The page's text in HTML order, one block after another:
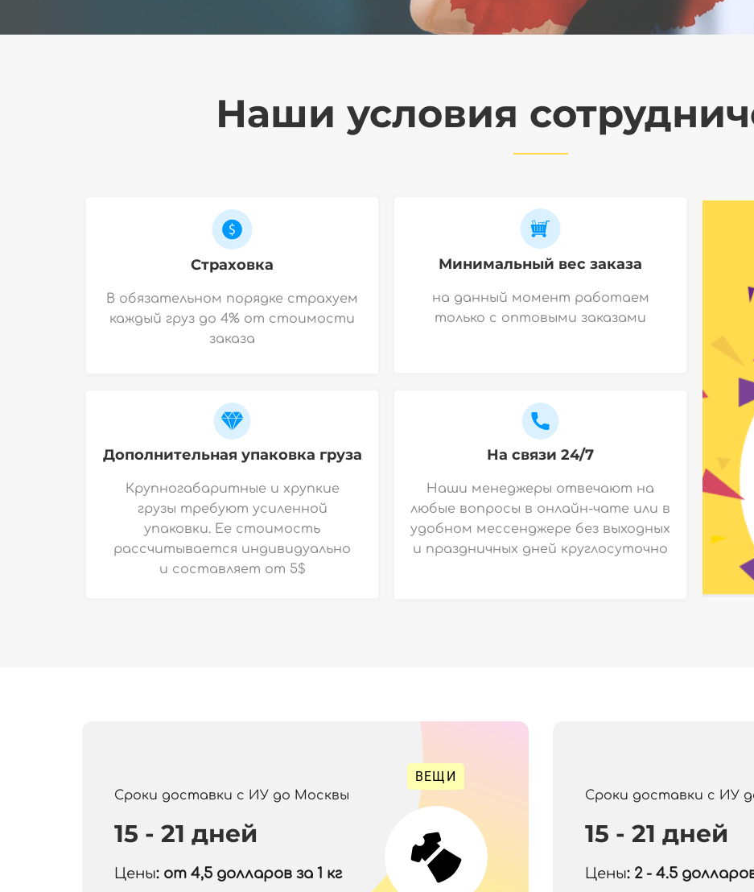
Наши условия
Страховка
В обязательном порядке страхуем
каждый груз до 4% от стоимости
заказа
Дополнительная упаковка груза
Крупногабаритные и хрупкие
грузы требуют усиленной
упаковки. Ее стоимость
рассчитывается индивидуально
и составляет от 5$
Минимальный вес заказа
на данный момент работаем
только с оптовыми заказами
На связи 24/7
Наши менеджеры отвечают на
любые вопросы в онлайн-чате или в
удобном мессенджере без выходных
и праздничных дней круглосуточно
Сроки доставки с ИУ до Москвы
15 - 21 дней
Цены: от 4,5 долларов за 1 кг
ВЕЩИ
Сроки доставки с ИУ
15 - 21 дней
Цены: 2 - 4.5